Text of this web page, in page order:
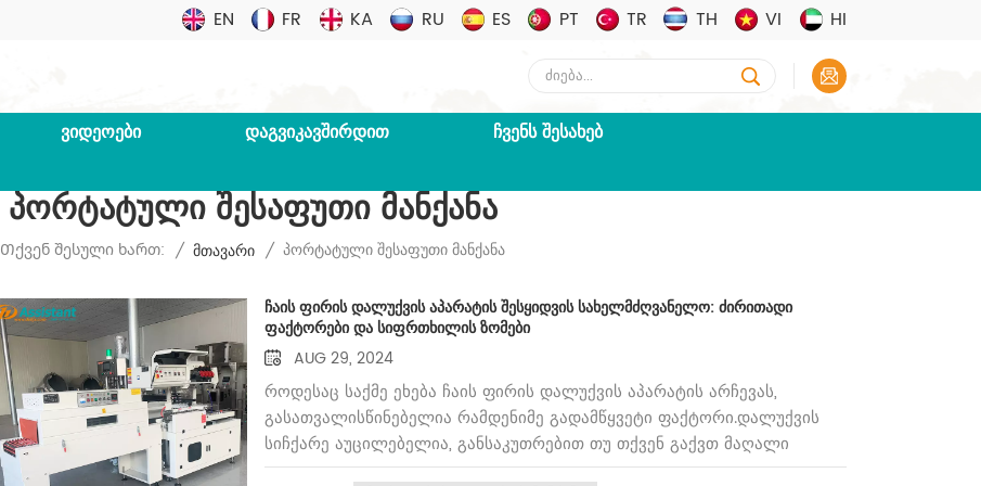
EN FR KA RU ES PT TR TH VI HI
ᲕᲘᲓᲔᲝᲔᲑᲘ ᲓᲐᲒᲕᲘᲙᲐᲕᲨᲘᲠᲓᲘᲗ
ᲩᲕᲔᲜᲡ ᲨᲔᲡᲐᲮᲔᲑ
Პორტატული Შესაფუთი Მანქანა
Თქვენ Შესული Ხართ: / Მთავარი / Პორტატული Შესაფუთი Მანქანა
ჩაის ფირის დალუქვის აპარატის შესყიდვის სახელმძღვანელო: ძირითადი
ფაქტორები და სიფრთხილის ზომები
AUG 29, 2024
როდესაც საქმე ეხება ჩაის ფირის დალუქვის აპარატის არჩევას,
გასათვალისწინებელია რამდენიმე გადამწყვეტი ფაქტორი.დალუქვის
სიჩქარე აუცილებელია, განსაკუთრებით თუ თქვენ გაქვთ მაღალი
წარმოების მოცულობა. უფრო სწრაფ მანქანას შეუძლია გაზარდოს